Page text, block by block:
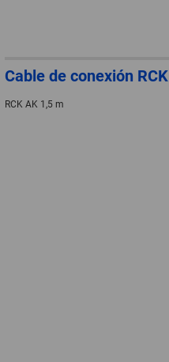
Cable de conexión RCK
RCK AK 1,5 m